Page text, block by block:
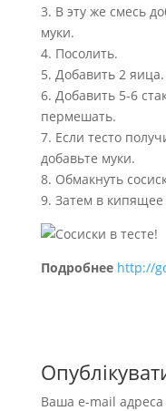
3. В эту же смесь
муки.
4. Посолить.
5. Добавить 2 яица.
6. Добавить 5-6
пермешать.
7. Если тесто
добавьте муки.
8. Обмакнуть
9. Затем в кипящее
Подробнее http://
Ваша e-mail